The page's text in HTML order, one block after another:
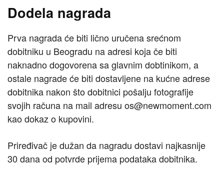
Dodela nagrada
Prva nagrada će biti lično uručena srećnom
dobitniku u Beogradu na adresi koja če biti
naknadno dogovorena sa glavnim dobtinikom, a
ostale nagrade će biti dostavljene na kućne adrese
dobitnika nakon što dobitnici pošalju fotografije
svojih računa na mail adresu os@newmoment.com
kao dokaz o kupovini.
Priređivač je dužan da nagradu dostavi najkasnije
30 dana od potvrde prijema podataka dobitnika.